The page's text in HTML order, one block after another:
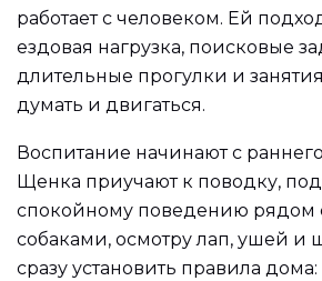
работает с человеком. Ей
ездовая нагрузка, поисковые
длительные прогулки и
думать и двигаться.
Воспитание начинают с раннего
Щенка приучают к поводку,
спокойному поведению рядом
собаками, осмотру лап, ушей и
сразу установить правила